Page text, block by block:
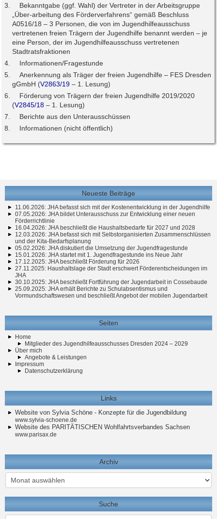
Bekanntgabe (ggf. Wahl) der Vertreter in der Arbeitsgruppe
„Über-arbeitung des Förderverfahrens“ gemäß Beschluss
A0516/18 – 3 Personen, die von im Jugendhilfeausschuss
vertretenen freien Trägern der Jugendhilfe benannt werden – je
eine Person, der im Jugendhilfeausschuss vertretenen
Stadtratsfraktionen
Informationen/Fragestunde
Anerkennung als Träger der freien Jugendhilfe – FES Dresden
gGmbH (V2863/19 – 1. Lesung)
Förderung von Trägern der freien Jugendhilfe 2019/2020
(V2845/18 – 1. Lesung)
Berichte aus den Unterausschüssen
Informationen (nicht öffentlich)
Neueste Beiträge
11.06.2026: JHA befasst sich mit der Kostenentwicklung in der Jugendhilfe
07.05.2026: JHA bildet Unterausschuss zur Entwicklung einer neuen
Förderrichtlinie
16.04.2026: JHA beschließt die Haushaltsbedarfe für 2027 und 2028
12.03.2026: JHA befasst sich mit Selbstorganisierten Zusammenschlüssen
und der Kita-Bedarfsplanung
05.02.2026: JHA diskutiert die Umsetzung der Jugendfragestunde
15.01.2026: JHA startet mit 1. Jugendfragestunde ins Neue Jahr
17.12.2025: JHA beschließt Förderung für 2026
27.11.2025: Haushaltslage der Stadt erschwert Förderentscheidungen im
JHA
30.10.2025: JHA beschließt Fortführung der Jugendarbeit in Cossebaude
25.09.2025: JHA erhält Berichte zu Schulabsentismus und
Vormundschaftswesen und beschließt Angebot der mobilen Jugendarbeit
Seiten
Home
Mitglieder des Jugendhilfeausschusses Dresden 2024 – 2029
Über mich
Angebote & Leistungen
Impressum
Datenschutzerklärung
Links
Website von Sylvia Schöne - Konzepte für die Jugendbildung
www.sylvia-schoene.de
Website des PARITÄTISCHEN Wohlfahrtsverbandes Sachsen
www.parisax.de
Archiv
Archiv
Suche